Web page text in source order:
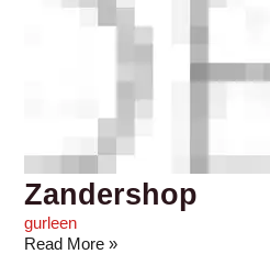
Zandershop
gurleen
Read More »